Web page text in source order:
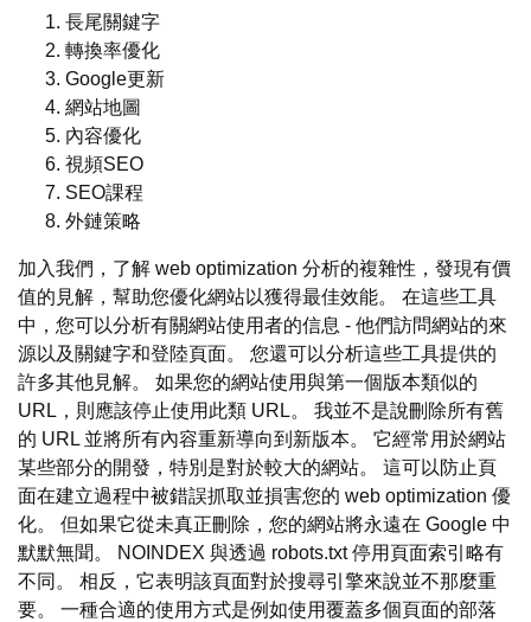
長尾關鍵字
轉換率優化
Google更新
網站地圖
內容優化
視頻SEO
SEO課程
外鏈策略
加入我們，了解 web optimization 分析的複雜性，發現有價
值的見解，幫助您優化網站以獲得最佳效能。 在這些工具
中，您可以分析有關網站使用者的信息 - 他們訪問網站的來
源以及關鍵字和登陸頁面。 您還可以分析這些工具提供的
許多其他見解。 如果您的網站使用與第一個版本類似的
URL，則應該停止使用此類 URL。 我並不是說刪除所有舊
的 URL 並將所有內容重新導向到新版本。 它經常用於網站
某些部分的開發，特別是對於較大的網站。 這可以防止頁
面在建立過程中被錯誤抓取並損害您的 web optimization 優
化。 但如果它從未真正刪除，您的網站將永遠在 Google 中
默默無聞。 NOINDEX 與透過 robots.txt 停用頁面索引略有
不同。 相反，它表明該頁面對於搜尋引擎來說並不那麼重
要。 一種合適的使用方式是例如使用覆蓋多個頁面的部落